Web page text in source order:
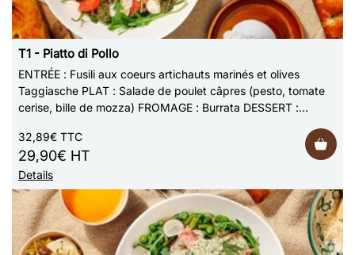
T1 - Piatto di Pollo
ENTRÉE : Fusili aux coeurs artichauts marinés et olives
Taggiasche PLAT : Salade de poulet câpres (pesto, tomate
cerise, bille de mozza) FROMAGE : Burrata DESSERT :
32,89€ TTC
29,90€ HT
Details